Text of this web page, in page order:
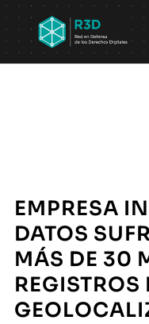
EMPRESA
DATOS
MÁS DE 30
REGISTROS